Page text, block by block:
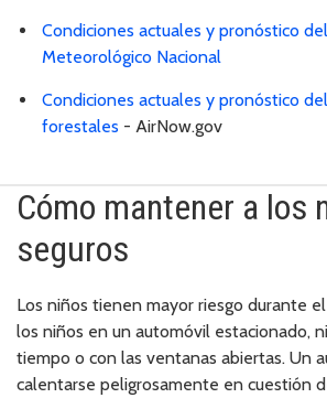
Condiciones actuales y pronóstico
Meteorológico Nacional
Condiciones actuales y pronóstico
forestales - AirNow.gov
Cómo mantener a los
seguros
Los niños tienen mayor riesgo durante
los niños en un automóvil estacionado,
tiempo o con las ventanas abiertas. Un
calentarse peligrosamente en cuestión